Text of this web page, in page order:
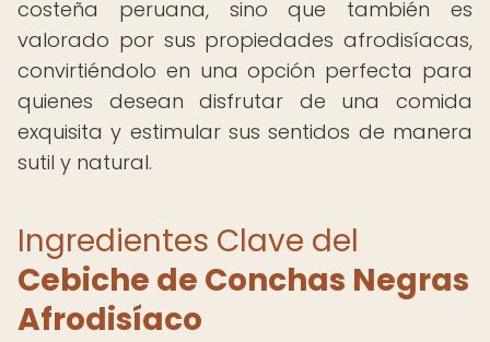
costeña peruana, sino que también es
valorado por sus propiedades afrodisíacas,
convirtiéndolo en una opción perfecta para
quienes desean disfrutar de una comida
exquisita y estimular sus sentidos de manera
sutil y natural.
Ingredientes Clave del
Cebiche de Conchas Negras
Afrodisíaco